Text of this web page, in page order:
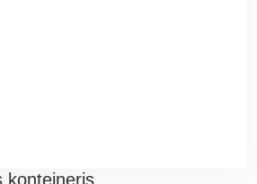
konteineris